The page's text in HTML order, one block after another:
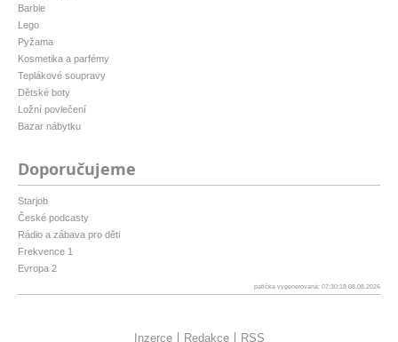
Barbie
Lego
Pyžama
Kosmetika a parfémy
Teplákové soupravy
Dětské boty
Ložní povlečení
Bazar nábytku
Doporučujeme
Starjob
České podcasty
Rádio a zábava pro děti
Frekvence 1
Evropa 2
patička vygenerovaná: 07:30:18 08.08.2026
Inzerce Redakce RSS